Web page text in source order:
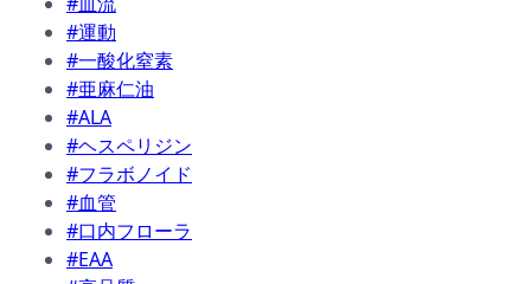
#運動
#一酸化窒素
#亜麻仁油
#ALA
#ヘスペリジン
#フラボノイド
#血管
#口内フローラ
#EAA